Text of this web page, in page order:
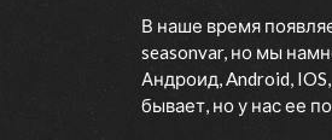
В наше время
seasonvar, но мы
Андроид, Android,
бывает, но у нас ее